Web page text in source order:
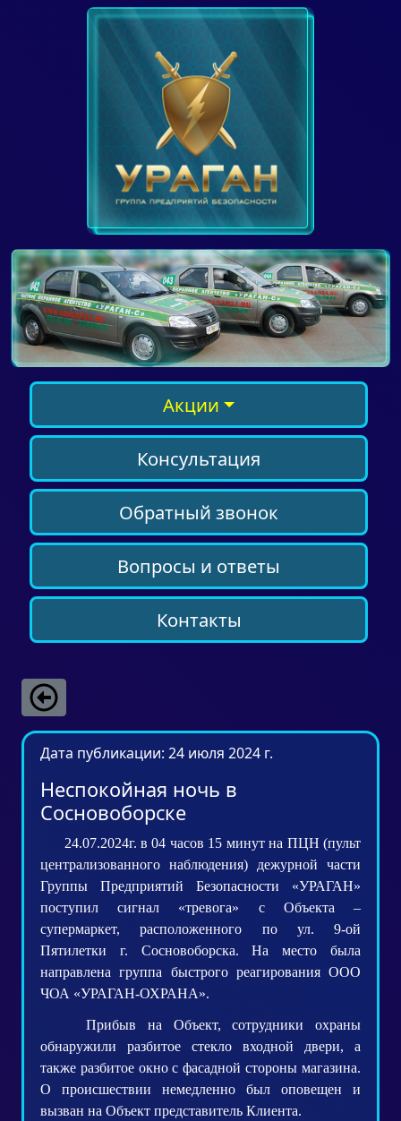
Акции
Консультация
Обратный звонок
Вопросы и ответы
Контакты
Дата публикации: 24 июля 2024 г.
Неспокойная ночь в
Сосновоборске
24.07.2024г. в 04 часов 15 минут на ПЦН (пульт
централизованного наблюдения) дежурной части
Группы Предприятий Безопасности «УРАГАН»
поступил сигнал «тревога» с Объекта –
супермаркет, расположенного по ул. 9-ой
Пятилетки г. Сосновоборска. На место была
направлена группа быстрого реагирования ООО
ЧОА «УРАГАН-ОХРАНА».
Прибыв на Объект, сотрудники охраны
обнаружили разбитое стекло входной двери, а
также разбитое окно с фасадной стороны магазина.
О происшествии немедленно был оповещен и
вызван на Объект представитель Клиента.